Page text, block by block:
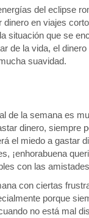
del eclipse
dinero en viajes
situación que se
de la vida, el
suavidad.
de la semana es
dinero, siempre
el miedo a gastar
¡enhorabuena
con las
con ciertas
porque
no está mal